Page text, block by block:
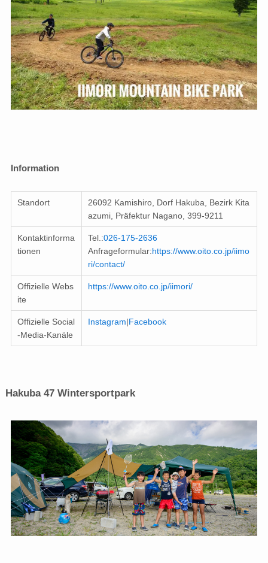
Information
Standort
26092 Kamishiro, Dorf Hakuba, Bezirk Kita
azumi, Präfektur Nagano, 399-9211
Kontaktinforma
tionen
Tel.:026-175-2636
Anfrageformular:https://www.oito.co.jp/iimo
ri/contact/
Offizielle Webs
ite
https://www.oito.co.jp/iimori/
Offizielle Social
-Media-Kanäle
Instagram|Facebook
Hakuba 47 Wintersportpark